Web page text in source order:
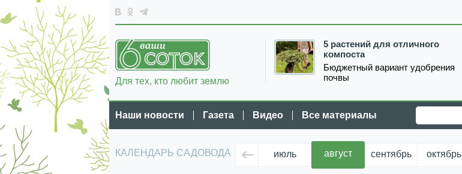
5 растений для отличного
компоста
Бюджетный вариант удобрения
почвы
Для тех, кто любит землю
Наши новости Газета Видео Все материалы
КАЛЕНДАРЬ САДОВОДА июль август сентябрь октябрь